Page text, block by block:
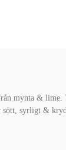
mynta & lime.
syrligt &